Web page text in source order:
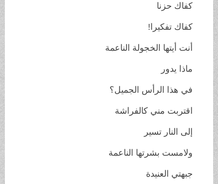
كفاك حزنا
كفاك تفكيرا!
أنت أيتها الخجولة الناعمة
ماذا يدور
في هذا الرأس الجميل؟
اقتربت مني كالفراشة
إلى النار تسير
ولامست بشرتها الناعمة
جبهتي العنيدة